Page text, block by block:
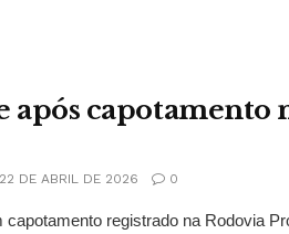
capotamento
DE ABRIL DE 2026 0
registrado na Rodovia